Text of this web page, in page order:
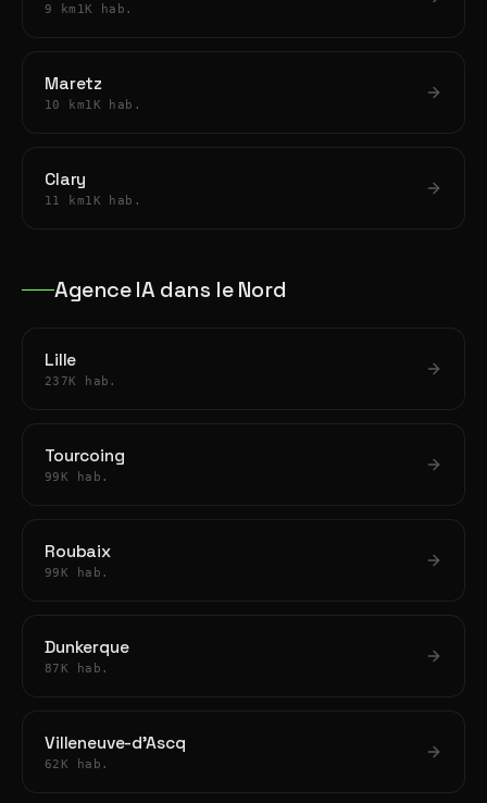
9 km 1K hab.
Maretz
10 km1K hab.
Clary
11 km1K hab.
Agence IA dans le Nord
Lille
237K hab.
Tourcoing
99K hab.
Roubaix
99K hab.
Dunkerque
87K hab.
Villeneuve-d'Ascq
62K hab.